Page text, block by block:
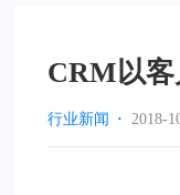
CRM​以
行业新闻 · 2018-